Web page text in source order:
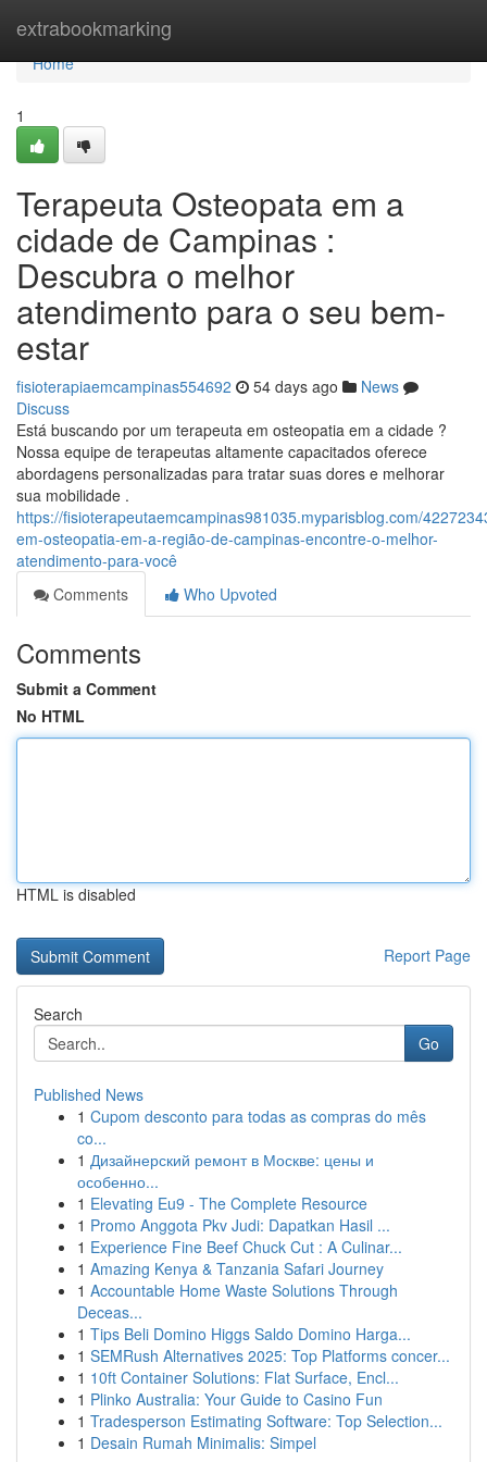
extrabookmarking
Home
Home
1
Terapeuta Osteopata em a
cidade de Campinas :
Descubra o melhor
atendimento para o seu bem-
estar
fisioterapiaemcampinas554692 54 days ago
News
Discuss
Está buscando por um terapeuta em osteopatia em a cidade ?
Nossa equipe de terapeutas altamente capacitados oferece
abordagens personalizadas para tratar suas dores e melhorar
sua mobilidade .
https://fisioterapeutaemcampinas981035.myparisblog.com/
em-osteopatia-em-a-região-de-campinas-encontre-o-melhor-
atendimento-para-você
Comments
Who Upvoted
Comments
Submit a Comment
No HTML
HTML is disabled
Report Page
Search
Go
Published News
1 Cupom desconto para todas as compras do mês
co...
1 Дизайнерский ремонт в Москве: цены и
особенно...
1 Elevating Eu9 - The Complete Resource
1 Promo Anggota Pkv Judi: Dapatkan Hasil ...
1 Experience Fine Beef Chuck Cut : A Culinar...
1 Amazing Kenya & Tanzania Safari Journey
1 Accountable Home Waste Solutions Through
Deceas...
1 Tips Beli Domino Higgs Saldo Domino Harga...
1 SEMRush Alternatives 2025: Top Platforms concer...
1 10ft Container Solutions: Flat Surface, Encl...
1 Plinko Australia: Your Guide to Casino Fun
1 Tradesperson Estimating Software: Top Selection...
1 Desain Rumah Minimalis: Simpel